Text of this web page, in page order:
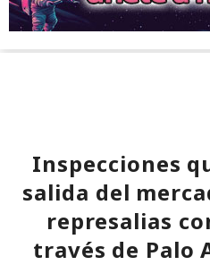
Inspecciones
salida del
represalias
través de Palo